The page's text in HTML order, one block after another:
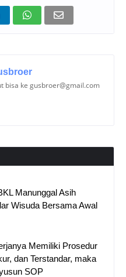
bisa ke gusbroer@gmail.com
Manunggal Asih
Wisuda Bersama Awal
Memiliki Prosedur
dan Terstandar, maka
SOP